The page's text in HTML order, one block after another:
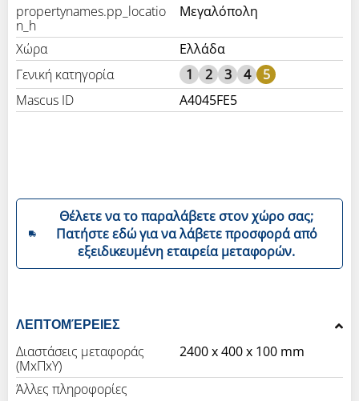
propertynames.pp_locatio
n_h
Μεγαλόπολη
Χώρα
Ελλάδα
Γενική κατηγορία
1 2 3 4
5
Mascus ID
A4045FE5
Θέλετε να το παραλάβετε στον χώρο σας;
Πατήστε εδώ για να λάβετε προσφορά από
εξειδικευμένη εταιρεία μεταφορών.
ΛΕΠΤΟΜΈΡΕΙΕΣ
Διαστάσεις μεταφοράς
(ΜxΠxΥ)
2400 x 400 x 100 mm
Άλλες πληροφορίες